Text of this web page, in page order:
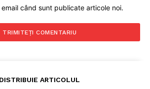
când sunt publicate articole noi.
DISTRIBUIE ARTICOLUL